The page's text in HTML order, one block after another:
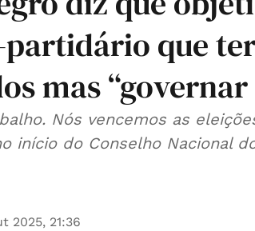
que
mas “governar
Nós vencemos as
início do Conselho Nacional
2025, 21:36